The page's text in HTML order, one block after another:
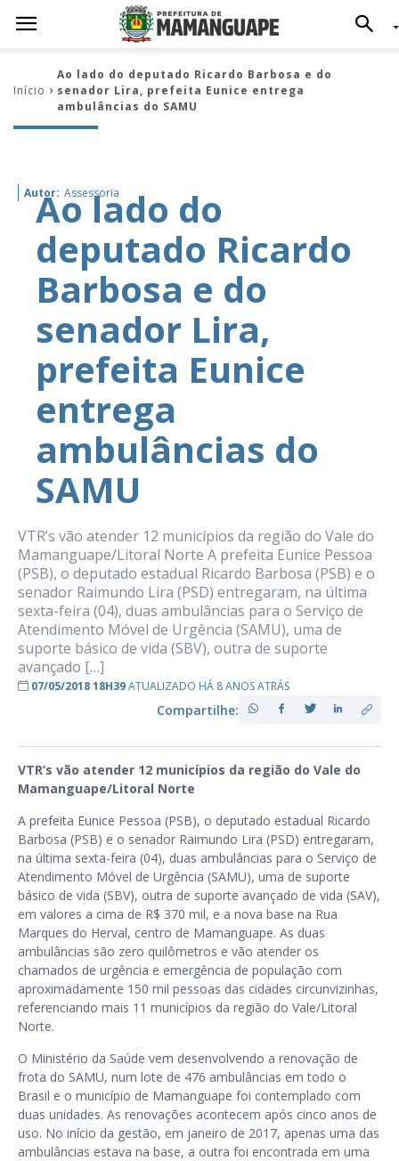
Início
Ao lado do deputado Ricardo Barbosa e do
senador Lira, prefeita Eunice entrega
ambulâncias do SAMU
Autor: Assessoria
Ao lado do
deputado Ricardo
Barbosa e do
senador Lira,
prefeita Eunice
entrega
ambulâncias do
SAMU
VTR’s vão atender 12 municípios da região do Vale do
Mamanguape/Litoral Norte A prefeita Eunice Pessoa
(PSB), o deputado estadual Ricardo Barbosa (PSB) e o
senador Raimundo Lira (PSD) entregaram, na última
sexta-feira (04), duas ambulâncias para o Serviço de
Atendimento Móvel de Urgência (SAMU), uma de
suporte básico de vida (SBV), outra de suporte
avançado […]
07/05/2018 18H39ATUALIZADO HÁ 8 ANOS ATRÁS
Compartilhe:
VTR’s vão atender 12 municípios da região do Vale do
Mamanguape/Litoral Norte
A prefeita Eunice Pessoa (PSB), o deputado estadual Ricardo
Barbosa (PSB) e o senador Raimundo Lira (PSD) entregaram,
na última sexta-feira (04), duas ambulâncias para o Serviço de
Atendimento Móvel de Urgência (SAMU), uma de suporte
básico de vida (SBV), outra de suporte avançado de vida (SAV),
em valores a cima de R$ 370 mil, e a nova base na Rua
Marques do Herval, centro de Mamanguape. As duas
ambulâncias são zero quilômetros e vão atender os
chamados de urgência e emergência de população com
aproximadamente 150 mil pessoas das cidades circunvizinhas,
referenciando mais 11 municípios da região do Vale/Litoral
Norte.
O Ministério da Saúde vem desenvolvendo a renovação de
frota do SAMU, num lote de 476 ambulâncias em todo o
Brasil e o município de Mamanguape foi contemplado com
duas unidades. As renovações acontecem após cinco anos de
uso. No início da gestão, em janeiro de 2017, apenas uma das
ambulâncias estava na base, a outra foi encontrada em uma